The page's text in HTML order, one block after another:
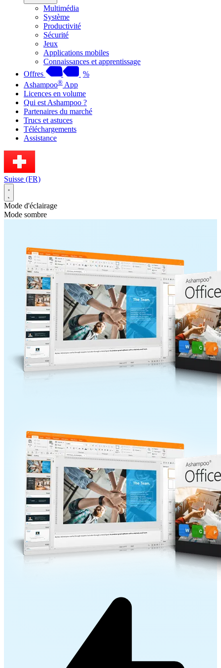
Multimédia
Système
Productivité
Sécurité
Jeux
Applications mobiles
Connaissances et apprentissage
Offres
%
Ashampoo® App
Licences en volume
Qui est Ashampoo ?
Partenaires du marché
Trucs et astuces
Téléchargements
Assistance
Suisse (FR)
Mode d'éclairage
Mode sombre